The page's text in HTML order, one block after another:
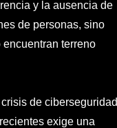
y la ausencia de
de personas, sino
terreno
de ciberseguridad
exige una